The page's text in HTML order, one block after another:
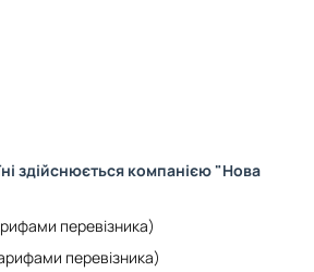
здійснюється компанією "Нова
перевізника)
перевізника)